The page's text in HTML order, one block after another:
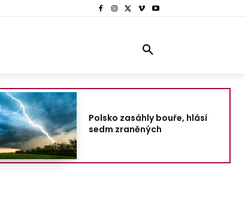
Polsko zasáhly bouře, hlásí
sedm zraněných